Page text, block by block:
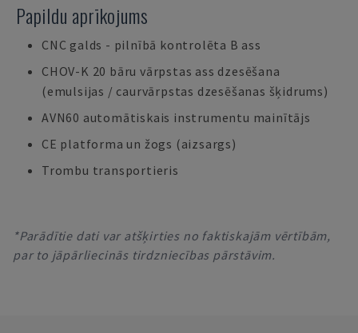
Papildu aprīkojums
CNC galds - pilnībā kontrolēta B ass
CHOV-K 20 bāru vārpstas ass dzesēšana
(emulsijas / caurvārpstas dzesēšanas šķidrums)
AVN60 automātiskais instrumentu mainītājs
CE platforma un žogs (aizsargs)
Trombu transportieris
*Parādītie dati var atšķirties no faktiskajām vērtībām,
par to jāpārliecinās tirdzniecības pārstāvim.